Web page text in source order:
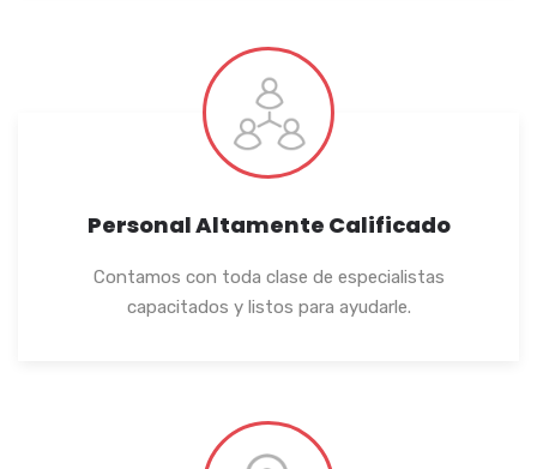
Personal Altamente Calificado
Contamos con toda clase de especialistas
capacitados y listos para ayudarle.